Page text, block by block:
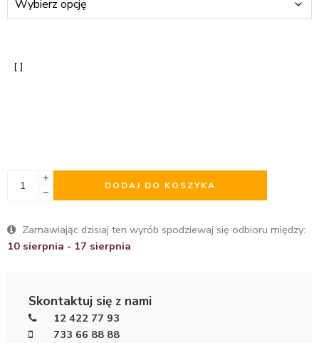
DODAJ DO KOSZYKA
Zamawiając dzisiaj ten wyrób spodziewaj się odbioru między:
10 sierpnia - 17 sierpnia
Skontaktuj się z nami
12 422 77 93
733 66 88 88